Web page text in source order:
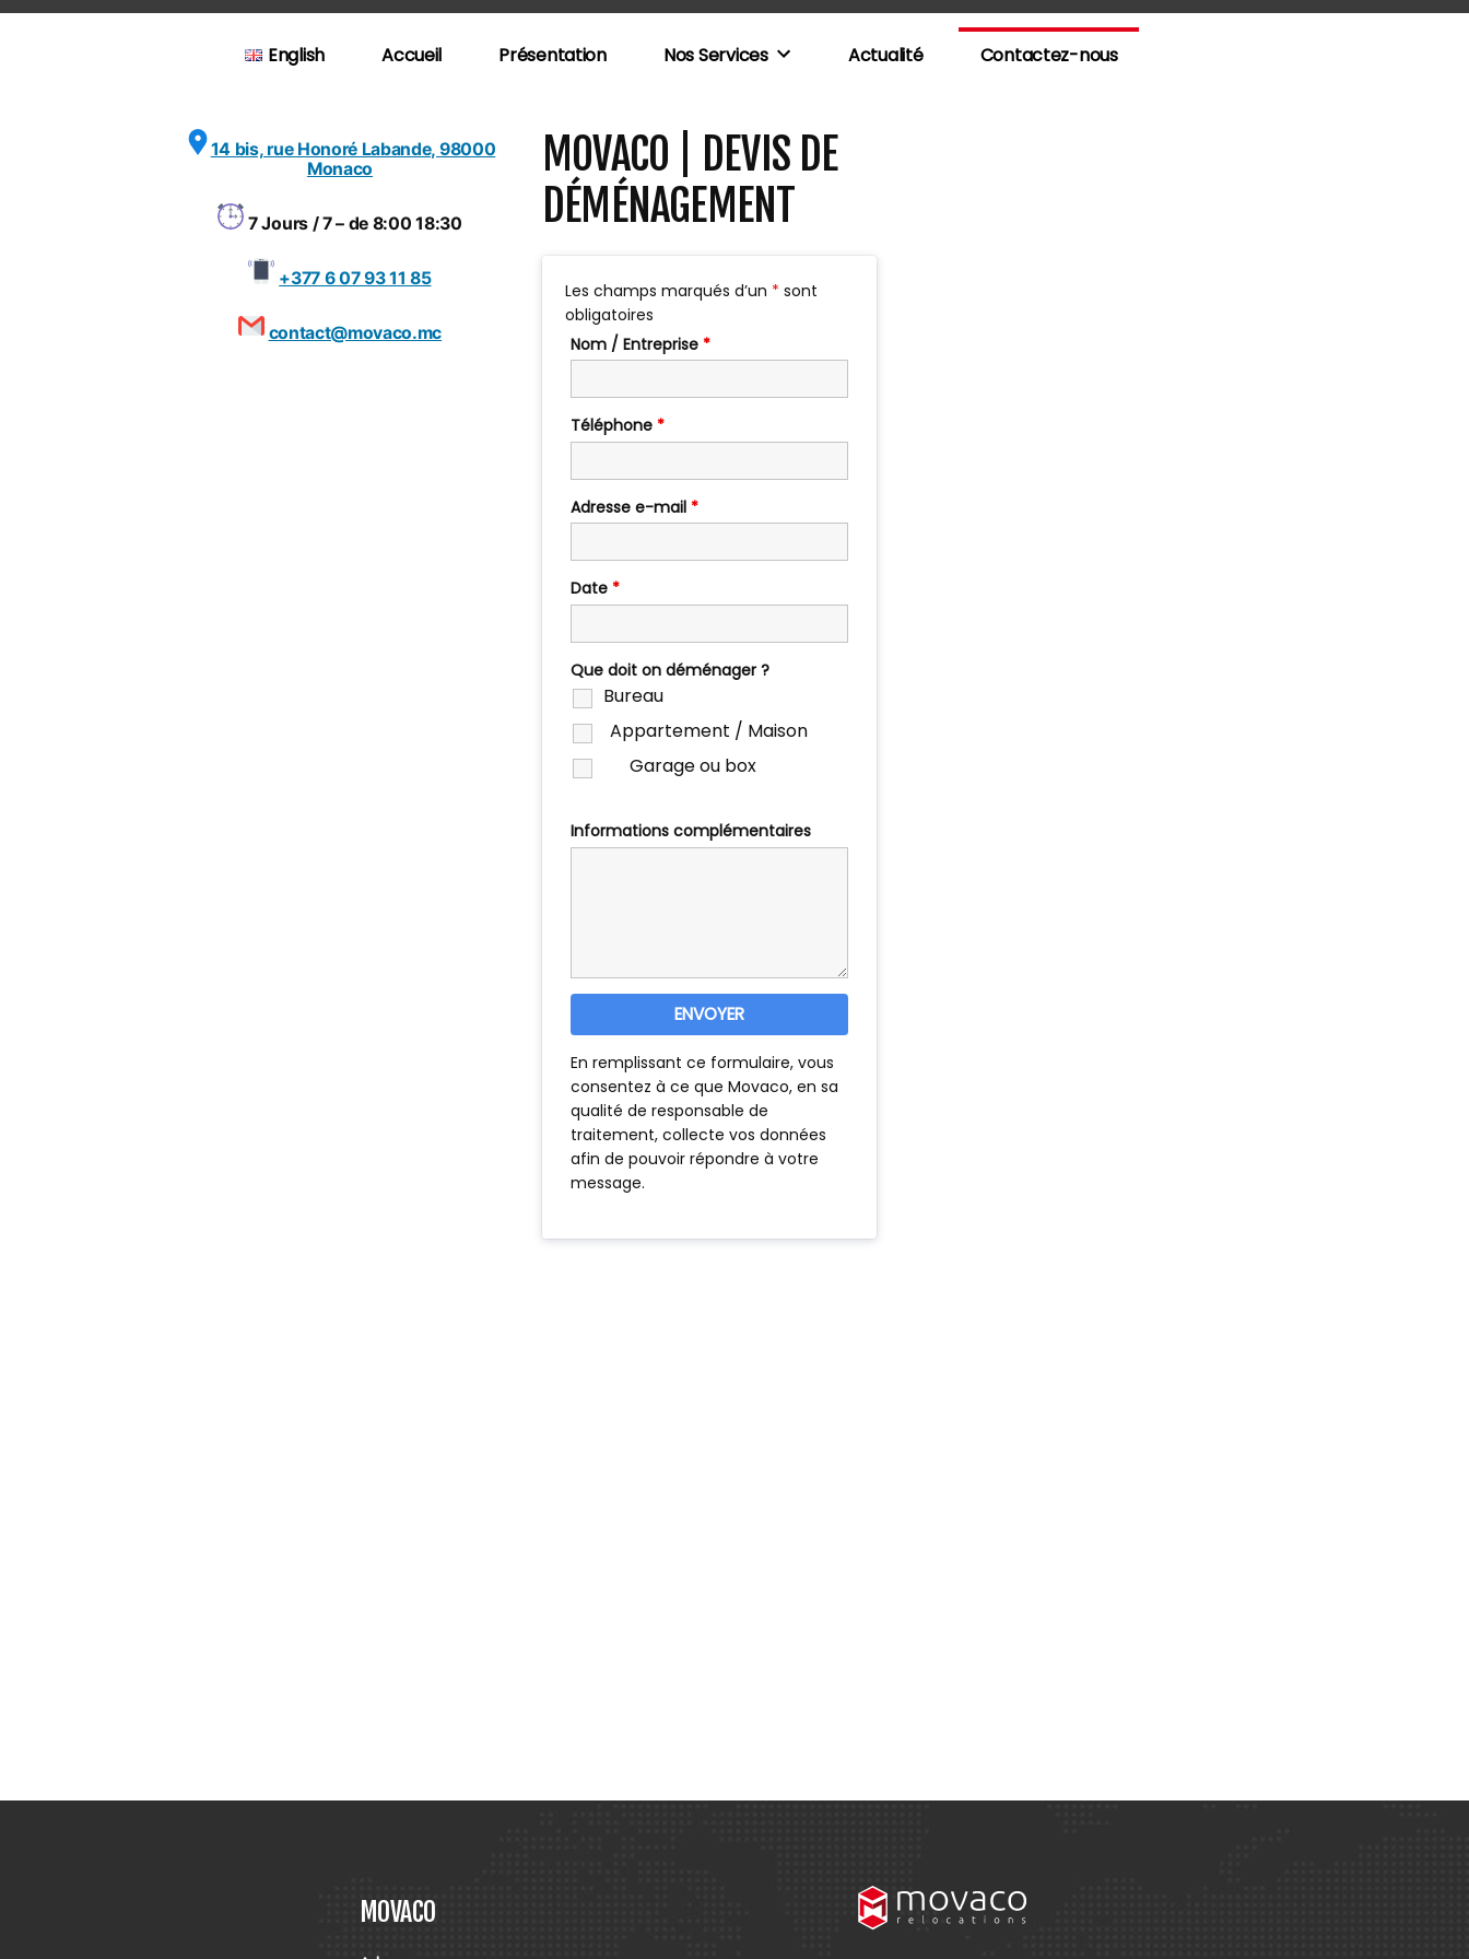
Aller
English Accueil Présentation Nos Services Actualité Contactez-nous
14 bis, rue Honoré Labande, 98000
Monaco
7 Jours / 7 – de 8:00 18:30
+377 6 07 93 11 85
contact@movaco.mc
MOVACO | DEVIS DE
DÉMÉNAGEMENT
Les champs marqués d’un * sont
obligatoires
Nom / Entreprise *
Téléphone *
Adresse e-mail *
Date *
Que doit on déménager ?
Bureau
Appartement / Maison
Garage ou box
Informations complémentaires
En remplissant ce formulaire, vous
consentez à ce que Movaco, en sa
qualité de responsable de
traitement, collecte vos données
afin de pouvoir répondre à votre
message.
MOVACO